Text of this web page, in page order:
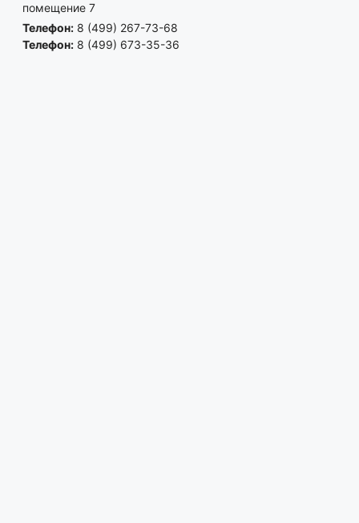
помещение 7
Телефон: 8 (499) 267-73-68
Телефон: 8 (499) 673-35-36